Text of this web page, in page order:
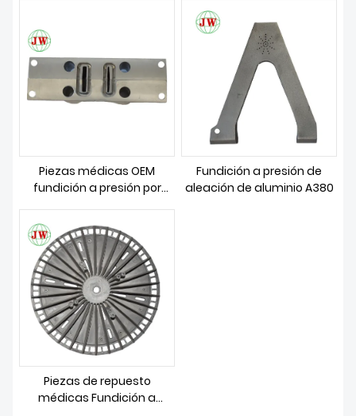
filtro de aceite
Piezas médicas OEM
fundición a presión por
Fundición a presión de
aleación de aluminio A380
Piezas de repuesto
médicas Fundición a